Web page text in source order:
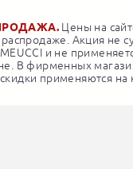
Цены на
Акция не
и не
В фирменных
применяются на